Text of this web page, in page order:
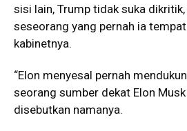
sisi lain, Trump tidak suka
seseorang yang pernah ia
kabinetnya.
“Elon menyesal pernah
seorang sumber dekat Elon
disebutkan namanya.